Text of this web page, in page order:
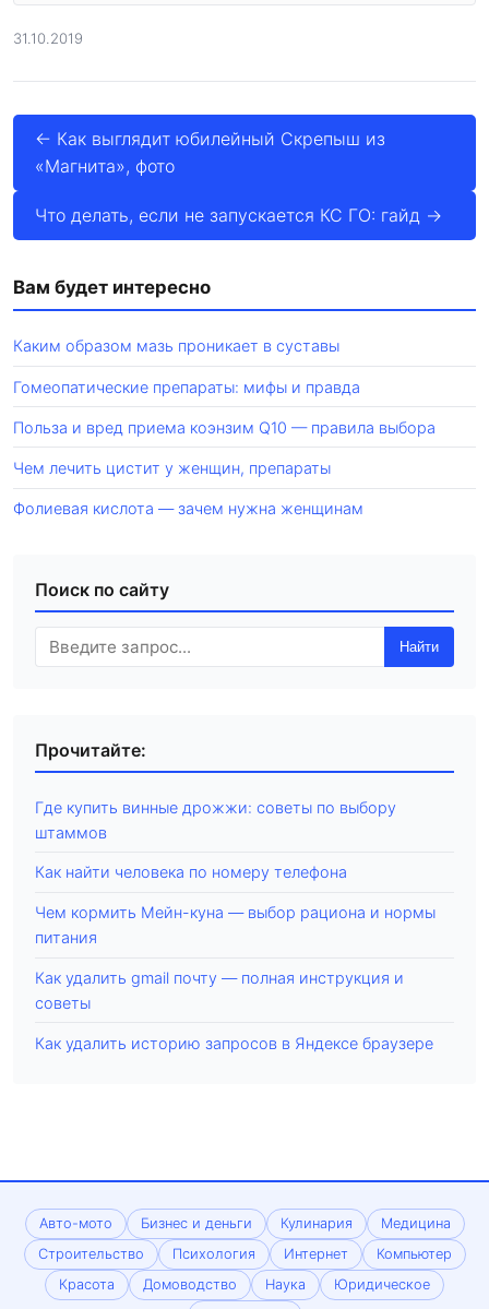
31.10.2019
← Как выглядит юбилейный Скрепыш из
«Магнита», фото
Что делать, если не запускается КС ГО: гайд →
Вам будет интересно
Каким образом мазь проникает в суставы
Гомеопатические препараты: мифы и правда
Польза и вред приема коэнзим Q10 — правила выбора
Чем лечить цистит у женщин, препараты
Фолиевая кислота — зачем нужна женщинам
Поиск по сайту
Найти
Прочитайте:
Где купить винные дрожжи: советы по выбору
штаммов
Как найти человека по номеру телефона
Чем кормить Мейн-куна — выбор рациона и нормы
питания
Как удалить gmail почту — полная инструкция и
советы
Как удалить историю запросов в Яндексе браузере
Авто-мото Бизнес и деньги Кулинария
Медицина
Строительство
Психология Интернет
Компьютер
Красота
Домоводство Наука
Юридическое